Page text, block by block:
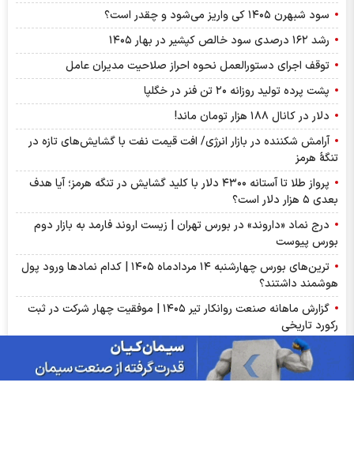
سود شبهرن ۱۴۰۵ کی واریز می‌شود و چقدر است؟
رشد ۱۶۲ درصدی سود خالص کپشیر در بهار ۱۴۰۵
توقف اجرای دستورالعمل نحوه احراز صلاحیت مدیران عامل
پشت پرده تولید روزانه ۲۰ تن فنر در خگلپا
دلار در کانال ۱۸۸ هزار تومان ماند!
آرامش شکننده در بازار انرژی/ افت قیمت نفت با گشایش‌های تازه در
تنگۀ هرمز
پرواز طلا تا آستانه ۴۳۰۰ دلار با کلید گشایش در تنگه هرمز؛ آیا هدف
بعدی ۵ هزار دلار است؟
درج نماد «داروند» در بورس تهران | زیست اروند فارمد به بازار دوم
بورس پیوست
ترین‌های بورس چهارشنبه ۱۴ مردادماه ۱۴۰۵ | کدام نماد‌ها ورود پول
هوشمند داشتند؟
گزارش ماهانه صنعت روانکار تیر ۱۴۰۵ | موفقیت چهار شرکت در ثبت
رکورد تاریخی
پذیره‌نویسی صندوق نقره «سیان» از ۱۸ مرداد | جزئیات یازدهمین
صندوق نقره بورس کالا